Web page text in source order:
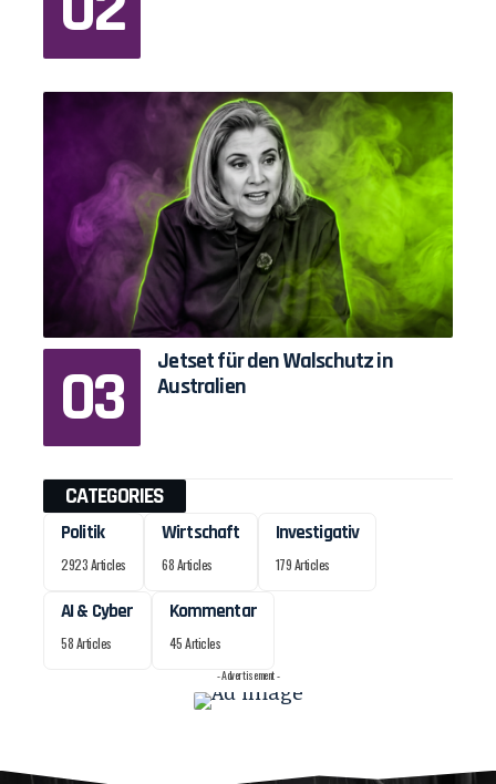
Jetset für den Walschutz in
Australien
CATEGORIES
Politik
2923 Articles
Wirtschaft
68 Articles
Investigativ
179 Articles
AI & Cyber
58 Articles
Kommentar
45 Articles
- Advertisement -